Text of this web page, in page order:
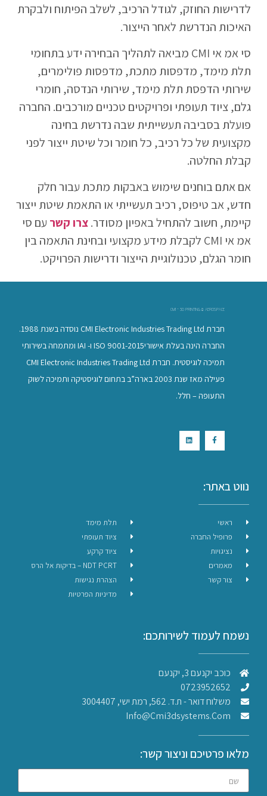
לדרישות החוזק, לגודל הרכיב, לשלב הפיתוח ולבקרת
האיכות הנדרשת לאחר הייצור.
סי אמ אי CMI מביאה לתהליך הבחירה ידע בתחומי
תלת מימד, מדפסות מתכת, מדפסות פולימרים,
שירותי הדפסת תלת מימד, שירותי הנדסה, חומרי
גלם, ציוד תעופתי ופרויקטים טכניים מורכבים. החברה
פועלת בסביבה תעשייתית שבה נדרשת בחינה
מקצועית של כל רכיב, כל חומר וכל שיטת ייצור לפני
קבלת החלטה.
אם אתם בוחנים שימוש באבקות מתכת עבור חלק
חדש, אב טיפוס, רכיב תעשייתי או התאמת שיטת ייצור
קיימת, חשוב להתחיל באפיון מסודר.צרו קשר עם סי
אמ אי CMI לקבלת מידע מקצועי ובחינת התאמה בין
חומר הגלם, טכנולוגיית הייצור ודרישות הפרויקט.
CMI - 3D PRINTING & AEROSPACE
חברת CMI Electronic Industries Trading Ltd נוסדה בשנת 1988.
החברה הינה בעלת אישוריISO 9001-2015 ו- IAI ומתמחה בשירותי
תמיכה לוגיסטית. חברת CMI Electronic Industries Trading Ltd
פעילה מאז שנת 2003 בארה”ב בתחום לוגיסטיקה ותמיכה לשוק
התעופה – חלל.
נווט באתר:
ראשי
פרופיל החברה
נציגויות
מאמרים
צור קשר
תלת מימד
ציוד תעופתי
ציוד קרקע
NDT PCRT – בדיקות אל הרס
הצהרת נגישות
מדיניות הפרטיות
נשמח לעמוד לשירותכם:
כוכב יקנעם 3, יקנעם
0723952652
משלוח דואר - ת.ד. 562, רמת ישי, 3004407​
Info@cmi3dsystems.com
מלאו פרטיכם וניצור קשר: